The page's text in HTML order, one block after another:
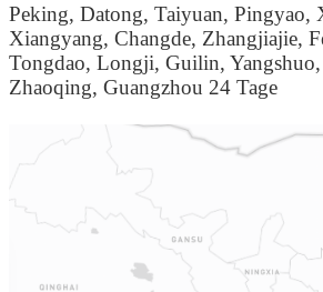
Peking, Datong, Taiyuan, Pingyao,
Xiangyang, Changde, Zhangjiajie,
Tongdao, Longji, Guilin,
Zhaoqing, Guangzhou 24 Tage